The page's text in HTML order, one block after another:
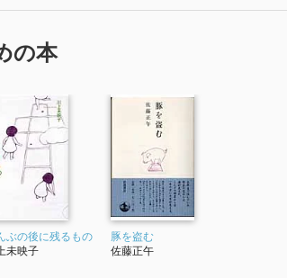
の本
ぶの後に残るもの
未映子
豚を盗む
佐藤正午